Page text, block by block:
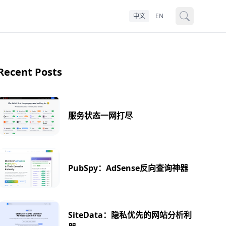
中文 EN
Posts
服务状态一网打尽
PubSpy：AdSense反向查询神器
SiteData：隐私优先的网站分析利